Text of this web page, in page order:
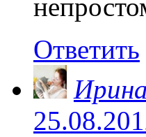
Ответить
Ирина